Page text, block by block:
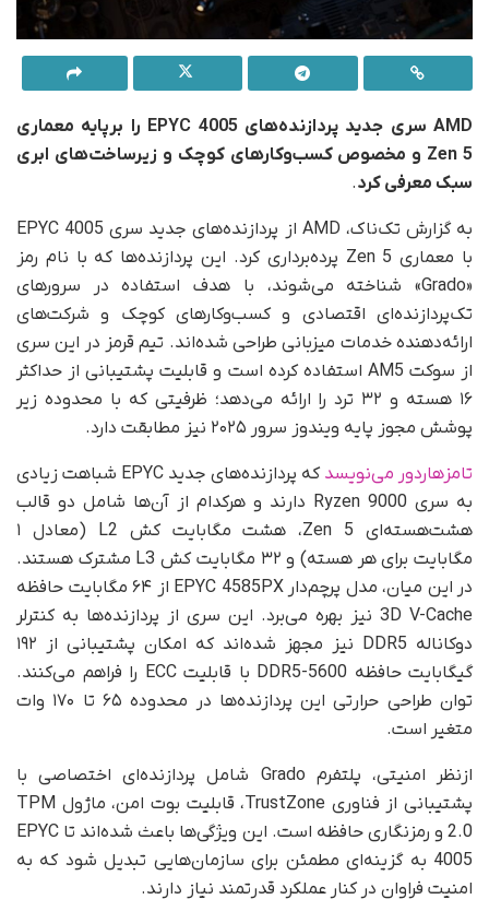
AMD سری جدید
پردازنده‌های EPYC 4005 را برپایه معماری
Zen 5 و مخصوص کسب‌وکارهای کوچک و زیرساخت‌های ابری
سبک معرفی کرد.
به گزارش تک‌ناک، AMD از پردازنده‌های جدید سری EPYC 4005
با معماری Zen 5 پرده‌برداری کرد. این پردازنده‌ها که با نام رمز
«Grado» شناخته می‌شوند، با هدف استفاده در سرورهای
تک‌پردازنده‌ای اقتصادی و کسب‌وکارهای کوچک و شرکت‌های
ارائه‌دهنده خدمات میزبانی طراحی شده‌اند. تیم قرمز در این سری
از سوکت AM5 استفاده کرده است و قابلیت پشتیبانی از حداکثر
۱۶ هسته و ۳۲ ترد را ارائه می‌دهد؛ ظرفیتی که با محدوده زیر
پوشش مجوز پایه ویندوز سرور ۲۰۲۵ نیز مطابقت دارد.
تامزهاردور می‌نویسد
که پردازنده‌های جدید EPYC شباهت زیادی
به سری Ryzen 9000 دارند و هرکدام از آن‌ها شامل دو قالب
هشت‌هسته‌ای Zen 5، هشت مگابایت کش L2 (معادل ۱
مگابایت برای هر هسته) و ۳۲ مگابایت کش L3 مشترک هستند.
در این میان، مدل پرچم‌دار EPYC 4585PX از ۶۴ مگابایت حافظه
3D V-Cache نیز بهره می‌برد. این سری از پردازنده‌ها به کنترلر
دوکاناله DDR5 نیز مجهز شده‌اند که امکان پشتیبانی از ۱۹۲
گیگابایت حافظه DDR5-5600 با قابلیت ECC را فراهم می‌کنند.
توان طراحی حرارتی این پردازنده‌ها در محدوده ۶۵ تا ۱۷۰ وات
متغیر است.
ازنظر امنیتی، پلتفرم Grado شامل پردازنده‌ای اختصاصی با
پشتیبانی از فناوری TrustZone، قابلیت بوت امن، ماژول TPM
2.0 و رمزنگاری حافظه است. این ویژگی‌ها باعث شده‌اند تا EPYC
4005 به گزینه‌ای مطمئن برای سازمان‌هایی تبدیل شود که به
امنیت فراوان در کنار عملکرد قدرتمند نیاز دارند.